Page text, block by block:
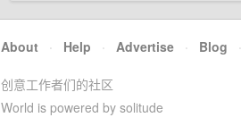
About · Help · Advertise · Blog ·
创意工作者们的社区
World is powered by solitude